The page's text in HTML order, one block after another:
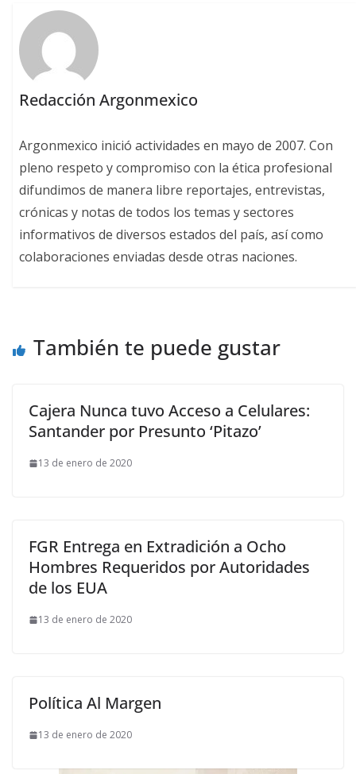
Redacción Argonmexico
Argonmexico inició actividades en mayo de 2007. Con
pleno respeto y compromiso con la ética profesional
difundimos de manera libre reportajes, entrevistas,
crónicas y notas de todos los temas y sectores
informativos de diversos estados del país, así como
colaboraciones enviadas desde otras naciones.
También te puede gustar
Cajera Nunca tuvo Acceso a Celulares:
Santander por Presunto ‘Pitazo’
13 de enero de 2020
FGR Entrega en Extradición a Ocho
Hombres Requeridos por Autoridades
de los EUA
13 de enero de 2020
Política Al Margen
13 de enero de 2020